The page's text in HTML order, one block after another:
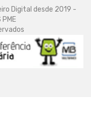
Digital desde 2019 -
PME